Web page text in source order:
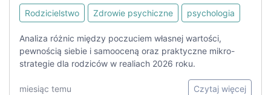
Rodzicielstwo Zdrowie psychiczne psychologia
Analiza różnic między poczuciem własnej wartości,
pewnością siebie i samooceną oraz praktyczne mikro-
strategie dla rodziców w realiach 2026 roku.
miesiąc temu Czytaj więcej